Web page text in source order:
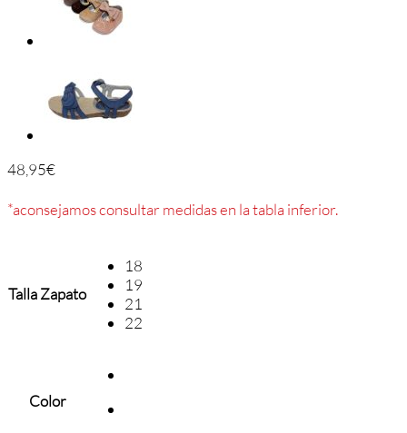
48,95€
*aconsejamos consultar medidas en la tabla inferior.
Talla Zapato
18
19
21
22
Color